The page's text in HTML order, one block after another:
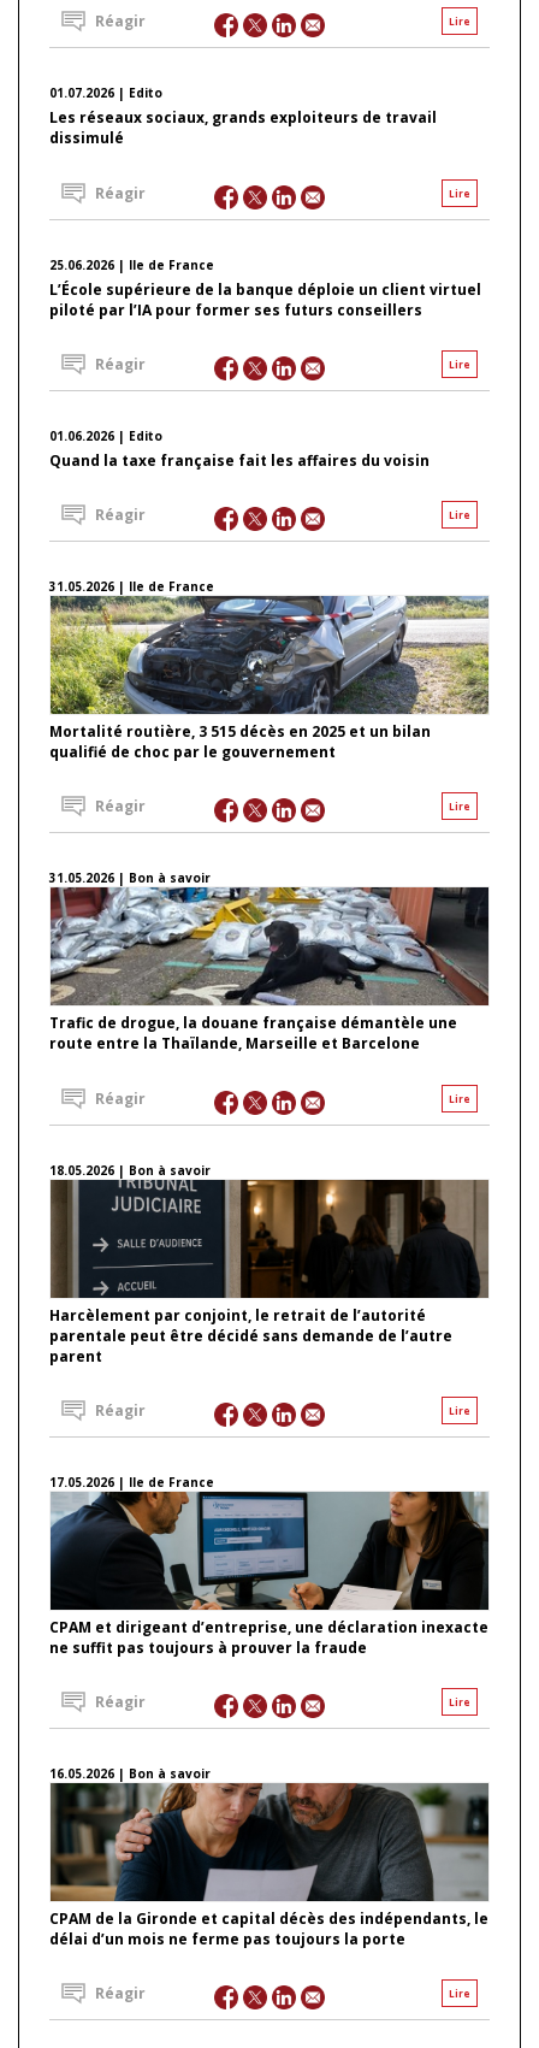
Lire
Réagir
01.07.2026 | Edito
Les réseaux sociaux, grands exploiteurs de travail
dissimulé
Lire
Réagir
25.06.2026 | Ile de France
L’École supérieure de la banque déploie un client virtuel
piloté par l’IA pour former ses futurs conseillers
Lire
Réagir
01.06.2026 | Edito
Quand la taxe française fait les affaires du voisin
Lire
Réagir
31.05.2026 | Ile de France
Mortalité routière, 3 515 décès en 2025 et un bilan
qualifié de choc par le gouvernement
Lire
Réagir
31.05.2026 | Bon à savoir
Trafic de drogue, la douane française démantèle une
route entre la Thaïlande, Marseille et Barcelone
Lire
Réagir
18.05.2026 | Bon à savoir
Harcèlement par conjoint, le retrait de l’autorité
parentale peut être décidé sans demande de l’autre
parent
Lire
Réagir
17.05.2026 | Ile de France
CPAM et dirigeant d’entreprise, une déclaration inexacte
ne suffit pas toujours à prouver la fraude
Lire
Réagir
16.05.2026 | Bon à savoir
CPAM de la Gironde et capital décès des indépendants, le
délai d’un mois ne ferme pas toujours la porte
Lire
Réagir